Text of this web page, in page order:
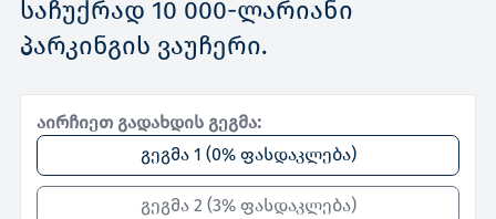
საჩუქრად 10 000-ლარიანი
პარკინგის ვაუჩერი.
აირჩიეთ გადახდის გეგმა:
გეგმა 1 (0% ფასდაკლება)
გეგმა 2 (3% ფასდაკლება)